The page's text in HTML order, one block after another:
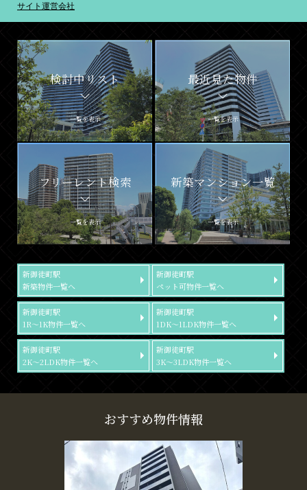
サイト運営会社
検討中リスト
一覧を表示
最近見た物件
一覧を表示
フリーレント検索
一覧を表示
新築マンション一覧
一覧を表示
新御徒町駅
新築物件一覧へ
新御徒町駅
ペット可物件一覧へ
新御徒町駅
1R～1K物件一覧へ
新御徒町駅
1DK～1LDK物件一覧へ
新御徒町駅
2K～2LDK物件一覧へ
新御徒町駅
3K～3LDK物件一覧へ
おすすめ物件情報